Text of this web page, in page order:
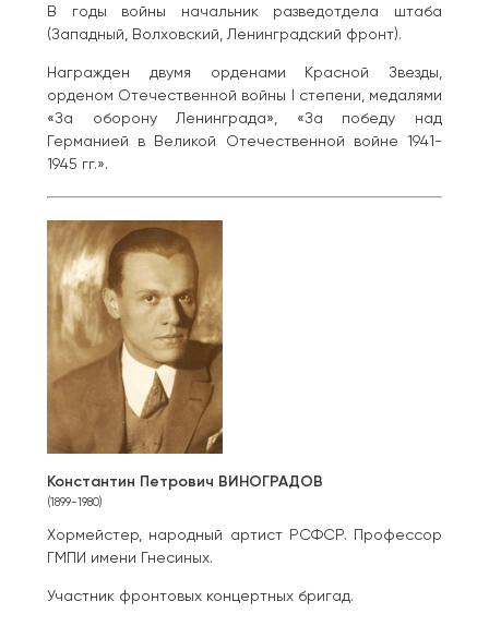
В годы войны начальник разведотдела штаба
(Западный, Волховский, Ленинградский фронт).
Награжден двумя орденами Красной Звезды,
орденом Отечественной войны I степени, медалями
«За оборону Ленинграда», «За победу над
Германией в Великой Отечественной войне 1941-
1945 гг.».
Константин Петрович ВИНОГРАДОВ
(1899-1980)
Хормейстер, народный артист РСФСР. Профессор
ГМПИ имени Гнесиных.
Участник фронтовых концертных бригад.